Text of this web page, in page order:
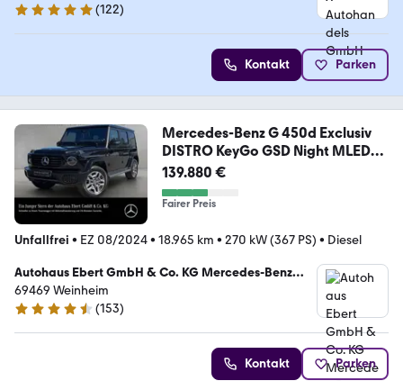
5 Sterne
(122)
Kontakt Parken
Mercedes-Benz G 450d Exclusiv
DISTRO KeyGo GSD Night MLED
360°
139.880 €
Fairer Preis
Unfallfrei • EZ 08/2024• 18.965 km • 270 kW (367 PS) • Diesel
Autohaus Ebert GmbH & Co. KG Mercedes-Benz
Verkauf
69469 Weinheim
4.6 Sterne
(153)
Kontakt Parken